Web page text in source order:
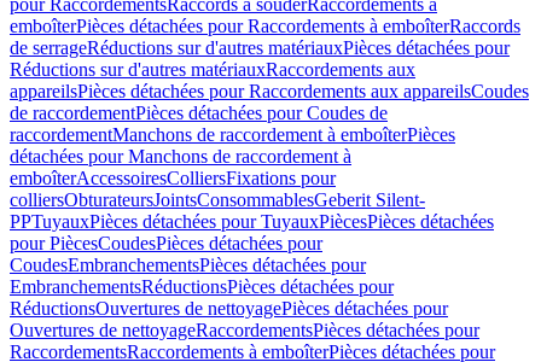
pour RaccordementsRaccords à souderRaccordements à
emboîterPièces détachées pour Raccordements à emboîterRaccords
de serrageRéductions sur d'autres matériauxPièces détachées pour
Réductions sur d'autres matériauxRaccordements aux
appareilsPièces détachées pour Raccordements aux appareilsCoudes
de raccordementPièces détachées pour Coudes de
raccordementManchons de raccordement à emboîterPièces
détachées pour Manchons de raccordement à
emboîterAccessoiresColliersFixations pour
colliersObturateursJointsConsommablesGeberit Silent-
PPTuyauxPièces détachées pour TuyauxPiècesPièces détachées
pour PiècesCoudesPièces détachées pour
CoudesEmbranchementsPièces détachées pour
EmbranchementsRéductionsPièces détachées pour
RéductionsOuvertures de nettoyagePièces détachées pour
Ouvertures de nettoyageRaccordementsPièces détachées pour
RaccordementsRaccordements à emboîterPièces détachées pour